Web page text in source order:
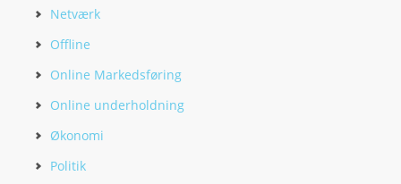
Netværk
Offline
Online Markedsføring
Online underholdning
Økonomi
Politik